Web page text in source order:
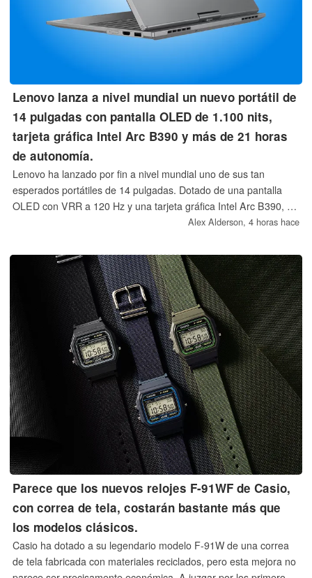
Lenovo lanza a nivel mundial un nuevo portátil de
14 pulgadas con pantalla OLED de 1.100 nits,
tarjeta gráfica Intel Arc B390 y más de 21 horas
de autonomía.
Lenovo ha lanzado por fin a nivel mundial uno de sus tan
esperados portátiles de 14 pulgadas. Dotado de una pantalla
OLED con VRR a 120 Hz y una tarjeta gráfica Intel Arc B390, el
Lenovo ThinkBook Plus G7 Auto Twist cuenta con un as en la
batería también promete ser excepcional gracias a la plataforma
Intel Panther Lake y a una batería de 75 Wh.
Alex Alderson, 4 horas hace
Parece que los nuevos relojes F-91WF de Casio,
con correa de tela, costarán bastante más que
los modelos clásicos.
Casio ha dotado a su legendario modelo F-91W de una correa
de tela fabricada con materiales reciclados, pero esta mejora no